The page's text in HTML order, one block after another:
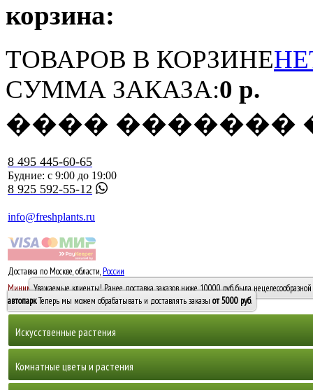
корзина:
ТОВАРОВ В КОРЗИНЕ
СУММА ЗАКАЗА:0 р.
���� �������
8 495 445-60-65
Будние: с 9:00 до 19:00
8 925 592-55-12
info@freshplants.ru
Доставка по Москве, области, России
Минимальный заказ -10 0005000 руб.
Уважаемые клиенты! Ранее доставка заказов ниже 10000 руб. была
автопарк. Теперь мы можем обрабатывать и доставлять заказы от 5000 руб.
Искусственные растения
Горшечные растения, кусты и мох
Комнатные цветы и растения